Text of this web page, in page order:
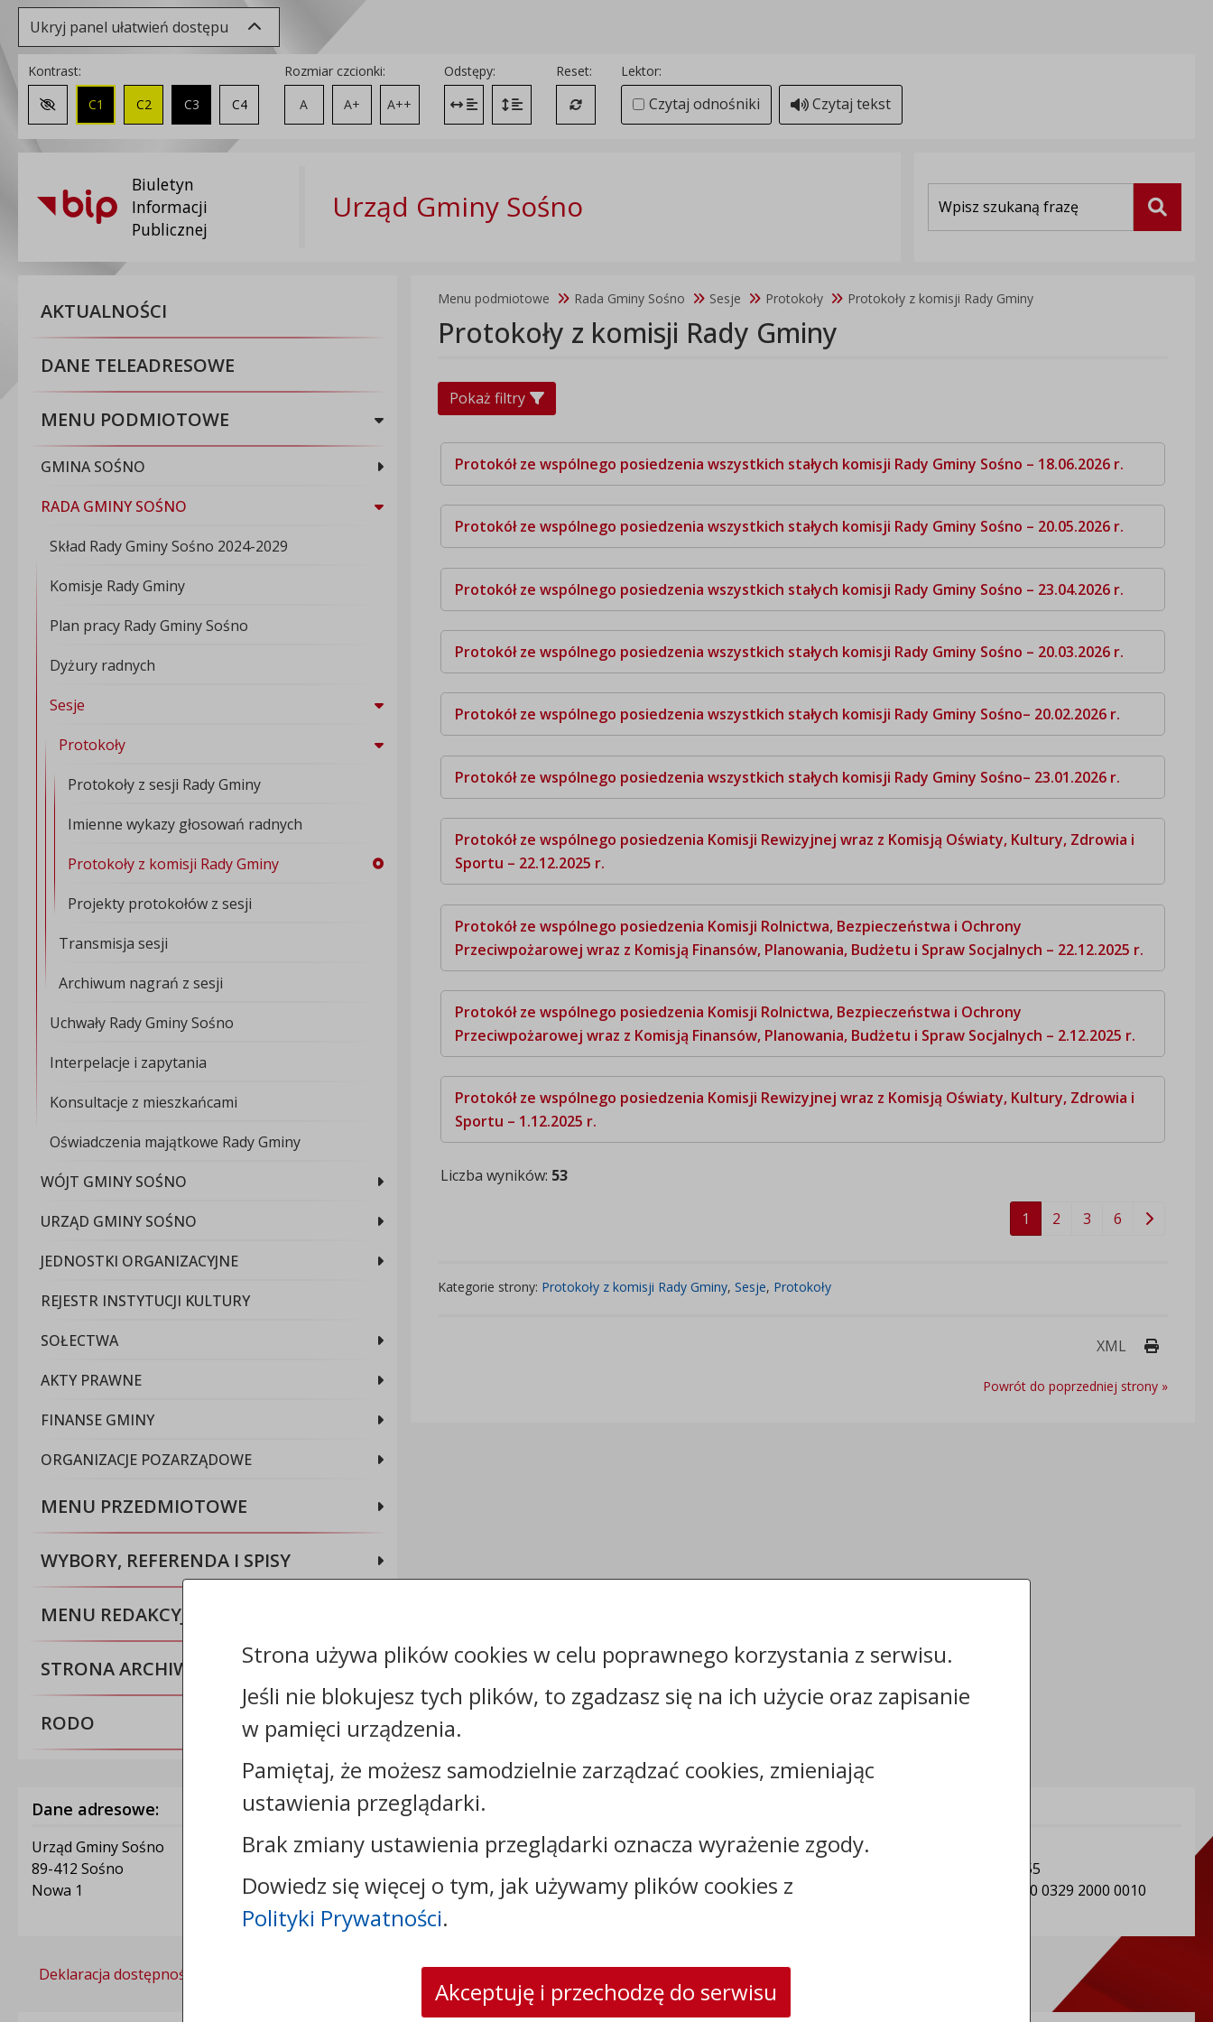
Ukryj panel ułatwień dostępu
Kontrast:
Zmień kontrast na domyślny
C1 C2 C3 C4
Rozmiar czcionki:
A
A+ A++
Odstępy:
Zmień odstęp między literami
Zmień interlinię i margines między paragrafami
Reset:
Przywróć ustawienia domyślne
Lektor:
Czytaj odnośniki Czytaj tekst
Biuletyn
Informacji
Publicznej
Urząd Gminy Sośno Szukaj
AKTUALNOŚCI
DANE TELEADRESOWE
MENU PODMIOTOWE
GMINA SOŚNO
RADA GMINY SOŚNO
Skład Rady Gminy Sośno 2024-2029
Komisje Rady Gminy
Plan pracy Rady Gminy Sośno
Dyżury radnych
Sesje
Protokoły
Protokoły z sesji Rady Gminy
Imienne wykazy głosowań radnych
Protokoły z komisji Rady Gminy
Projekty protokołów z sesji
Transmisja sesji
Archiwum nagrań z sesji
Uchwały Rady Gminy Sośno
Interpelacje i zapytania
Konsultacje z mieszkańcami
Oświadczenia majątkowe Rady Gminy
WÓJT GMINY SOŚNO
URZĄD GMINY SOŚNO
JEDNOSTKI ORGANIZACYJNE
REJESTR INSTYTUCJI KULTURY
SOŁECTWA
AKTY PRAWNE
FINANSE GMINY
ORGANIZACJE POZARZĄDOWE
MENU PRZEDMIOTOWE
WYBORY, REFERENDA I SPISY
MENU REDAKCYJNE
STRONA ARCHIWALNA BIP
RODO
Menu podmiotowe Rada Gminy Sośno Sesje Protokoły Protokoły z komisji Rady Gminy
Protokoły z komisji Rady Gminy
Pokaż filtry
Protokół ze wspólnego posiedzenia wszystkich stałych komisji Rady Gminy Sośno – 18.06.2026 r.
Protokół ze wspólnego posiedzenia wszystkich stałych komisji Rady Gminy Sośno – 20.05.2026 r.
Protokół ze wspólnego posiedzenia wszystkich stałych komisji Rady Gminy Sośno – 23.04.2026 r.
Protokół ze wspólnego posiedzenia wszystkich stałych komisji Rady Gminy Sośno – 20.03.2026 r.
Protokół ze wspólnego posiedzenia wszystkich stałych komisji Rady Gminy Sośno– 20.02.2026 r.
Protokół ze wspólnego posiedzenia wszystkich stałych komisji Rady Gminy Sośno– 23.01.2026 r.
Protokół ze wspólnego posiedzenia Komisji Rewizyjnej wraz z Komisją Oświaty, Kultury, Zdrowia i
Sportu – 22.12.2025 r.
Protokół ze wspólnego posiedzenia Komisji Rolnictwa, Bezpieczeństwa i Ochrony
Przeciwpożarowej wraz z Komisją Finansów, Planowania, Budżetu i Spraw Socjalnych – 22.12.2025 r.
Protokół ze wspólnego posiedzenia Komisji Rolnictwa, Bezpieczeństwa i Ochrony
Przeciwpożarowej wraz z Komisją Finansów, Planowania, Budżetu i Spraw Socjalnych – 2.12.2025 r.
Protokół ze wspólnego posiedzenia Komisji Rewizyjnej wraz z Komisją Oświaty, Kultury, Zdrowia i
Sportu – 1.12.2025 r.
Liczba wyników: 53
1 2 3 6
Kategorie strony: Protokoły z komisji Rady Gminy, Sesje, Protokoły
XML Drukuj
Powrót do poprzedniej strony »
Dane adresowe:
Urząd Gminy Sośno
89-412 Sośno
Nowa 1
Kontakt:
tel.:+48523890110
skrytka ePUAP: /0413032/SkrytkaESP
strona www:
NIP: Gmina Sośno: 5611501604
REGON: Gmina Sośno: 092350955
Numer konta: 91 8162 0003 0000 0329 2000 0010
Deklaracja dostępności
Strona używa plików cookies w celu poprawnego korzystania z serwisu.
Jeśli nie blokujesz tych plików, to zgadzasz się na ich użycie oraz zapisanie
w pamięci urządzenia.
Pamiętaj, że możesz samodzielnie zarządzać cookies, zmieniając
ustawienia przeglądarki.
Brak zmiany ustawienia przeglądarki oznacza wyrażenie zgody.
Dowiedz się więcej o tym, jak używamy plików cookies z
Polityki Prywatności.
Akceptuję i przechodzę do serwisu